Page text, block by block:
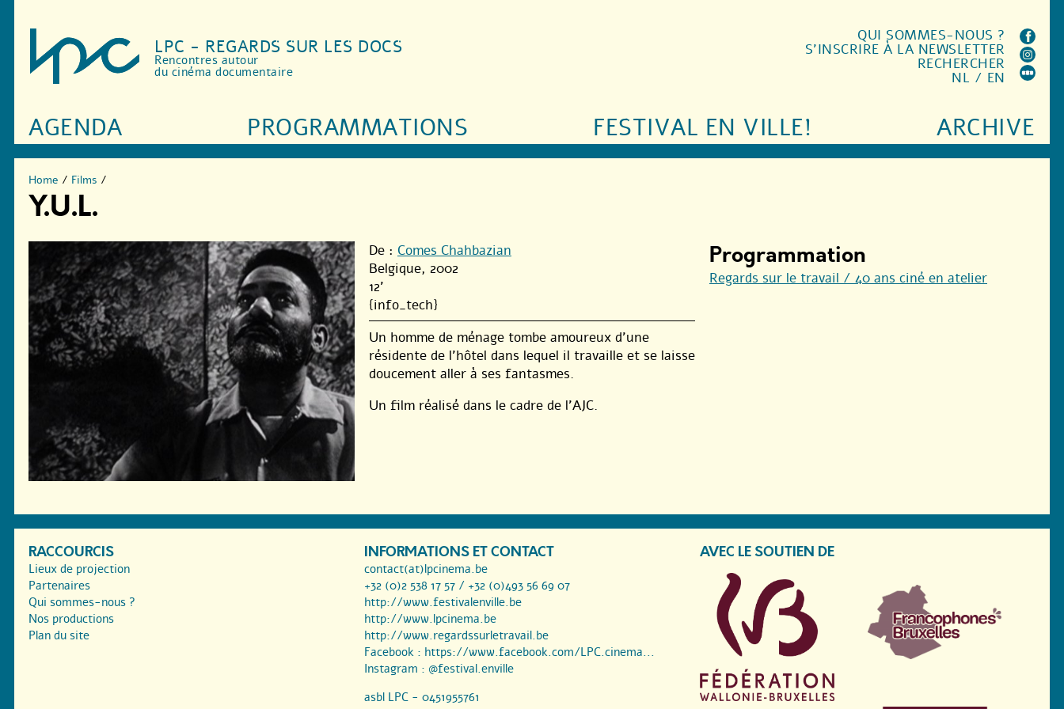
LPC - REGARDS SUR LES DOCS
Rencontres autour
du cinéma documentaire
AGENDA PROGRAMMATIONS FESTIVAL EN VILLE! ARCHIVE
QUI SOMMES-NOUS ?
S'INSCRIRE À LA NEWSLETTER
RECHERCHER
NL / EN
Home / Films /
Y.U.L.
De : Comes Chahbazian
Belgique, 2002
12'
{info_tech}
Un homme de ménage tombe amoureux d’une
résidente de l’hôtel dans lequel il travaille et se laisse
doucement aller à ses fantasmes.
Un film réalisé dans le cadre de l’AJC.
Programmation
Regards sur le travail / 40 ans ciné en atelier
RACCOURCIS
Lieux de projection
Partenaires
Qui sommes-nous ?
Nos productions
Plan du site
INFORMATIONS ET CONTACT
contact(at)lpcinema.be
+32 (0)2 538 17 57 / +32 (0)493 56 69 07
http://www.festivalenville.be
http://www.lpcinema.be
http://www.regardssurletravail.be
Facebook : https://www.facebook.com/LPC.cinema...
Instagram : @festival.enville
asbl LPC - 0451955761
AVEC LE SOUTIEN DE